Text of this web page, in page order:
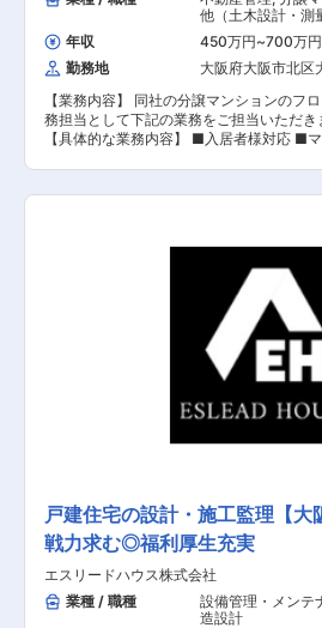
本経済を牽引していく力のある都市です。
関西エリアでアセットマネジメントをご担
だける方をを募集することとなりました。
部 投資戦略事業部は2021年5月に新設され
は部長1名（40代）のみですが、事業拡大
増員募集となります。仕入れから売却まで
流れを経験することができ「不動産管理の
ャリスト」として大きく成きるポジション
また、経営層との距離が近いことから経営
他（土木設計・測
計・積算）
年収 450万円~700万円
勤務地
大阪府大阪市北区
【業務内容】 同社の分譲マンションのフ
務担当として下記の業務をご担当いただき
【具体的な業務内容】 ■入居者様対応 ■
など 【担当者コメント】 同社は、より快適なマ
ン管理・賃貸管理をご担当いただける方を
ることとなりました。管理組合の運営サポ
して、管理組合主催で定期的に行われる総
事会へ出席、運営や進行、議事録などの書
を行っていただきます。また、予算管理や
告書の作成作業などもお任せいたします。
ョン内での円滑な共同生活を維持するため
ション管理の最前線にて活躍いただくポジ
っていただき、問題が発生していないかを
の提案も、必要に応じて行っていただく場
ざいます。一人当たり担当件数：10～13
～80戸／棟、エリアは近畿一円をご担当い
戸建住宅の設計・施工監理【大
戦力求む◎福利厚生充実
エスリードハウス株式会社
業種 / 職種
設備管理・メンテ
造設計